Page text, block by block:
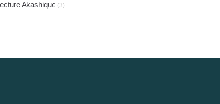
Akashique (3)